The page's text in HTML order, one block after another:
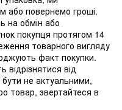
або повернемо гроші.
на обмін або
покупця протягом 14
товарного вигляду
факт покупки.
від
не актуальними,
товар, звертайтеся в